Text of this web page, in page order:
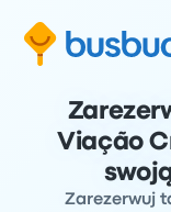
Viação
Zarezerwuj